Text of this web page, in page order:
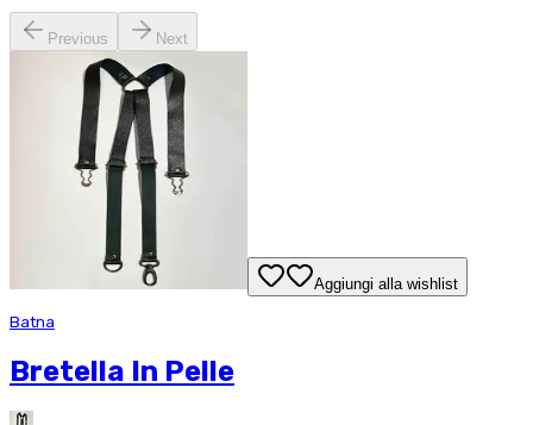
Previous Next
Aggiungi alla wishlist
Batna
Bretella In Pelle